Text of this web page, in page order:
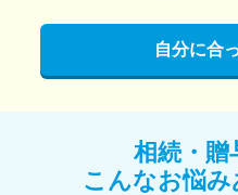
自分に合
相続・贈
こんなお悩